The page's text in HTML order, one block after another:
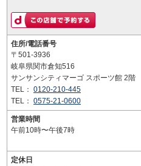
住所/電話番号
〒501-3936
岐阜県関市倉知516
サンサンシティマーゴ スポーツ館 2階
TEL： 0120-210-445
TEL： 0575-21-0600
営業時間
午前10時〜午後7時
定休日